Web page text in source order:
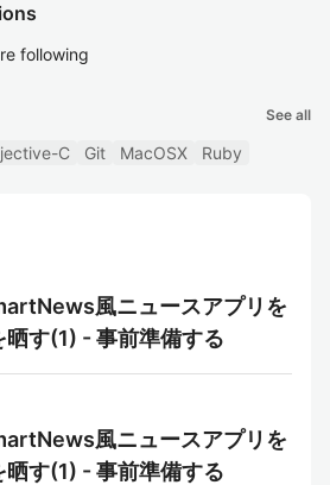
following
See all
C Git MacOSX Ruby
風ニュースアプリを
す(1) - 事前準備する
風ニュースアプリを
す(1) - 事前準備する